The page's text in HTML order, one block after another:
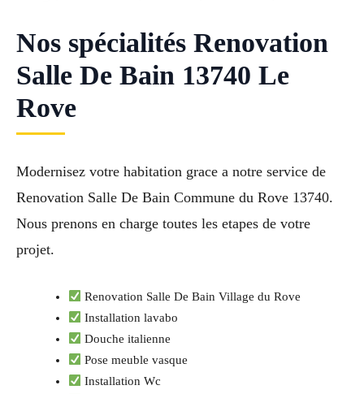
Nos spécialités Renovation
Salle De Bain 13740 Le
Rove
Modernisez votre habitation grace a notre service de
Renovation Salle De Bain Commune du Rove 13740.
Nous prenons en charge toutes les etapes de votre
projet.
Renovation Salle De Bain Village du Rove
Installation lavabo
Douche italienne
Pose meuble vasque
Installation Wc